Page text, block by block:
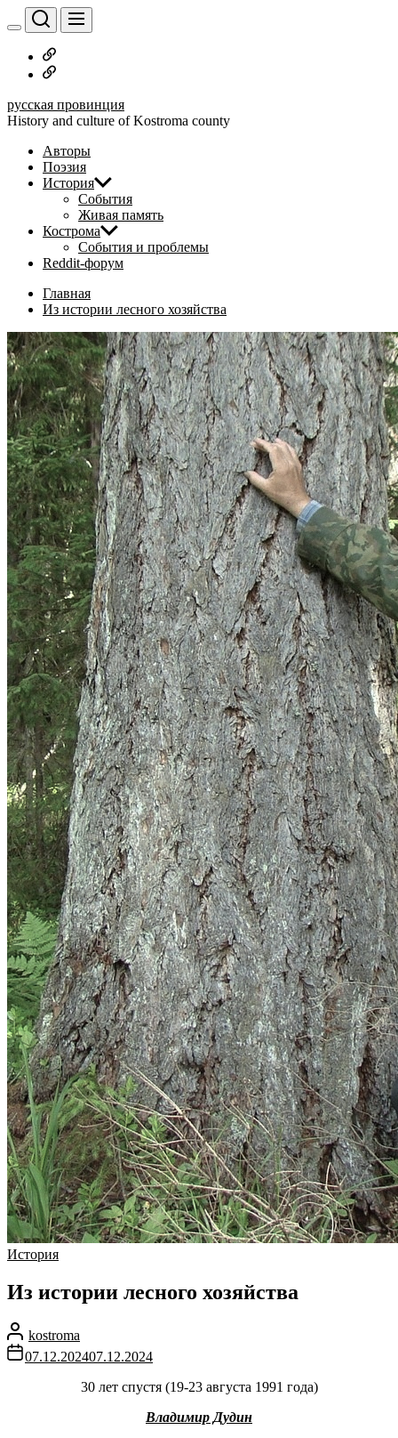
Перейти
к
содержимому
Русское
дворянство
Наши
русская провинция
History and culture of Kostroma county
Авторы
Поэзия
История
События
Живая память
Кострома
События и проблемы
Reddit-форум
Главная
Из истории лесного хозяйства
История
Из истории лесного хозяйства
kostroma
07.12.202407.12.2024
30 лет спустя (19-23 августа 1991 года)
Владимир Дудин